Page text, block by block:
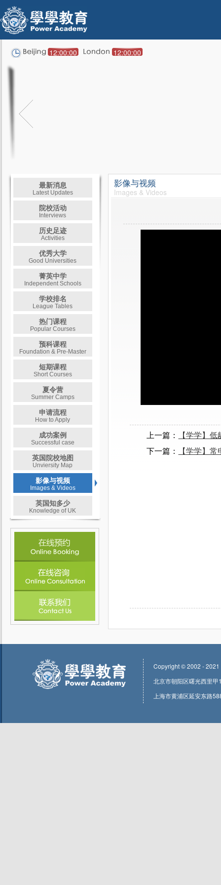
12:00:00 12:00:00
最新消息
Latest Updates
院校活动
Interviews
历史足迹
Activities
优秀大学
Good Universities
菁英中学
Independent Schools
学校排名
League Tables
热门课程
Popular Courses
预科课程
Foundation & Pre-Master
短期课程
Short Courses
夏令营
Summer Camps
申请流程
How to Apply
成功案例
Successful case
英国院校地图
Unviersity Map
影像与视频
Images & Videos
英国知多少
Knowledge of UK
影像与视频
Images & Videos
上一篇：
【学学】
下一篇：
【学学】
Copyright © 2002 -
北京市朝阳区曙光西里
上海市黄浦区延安东路